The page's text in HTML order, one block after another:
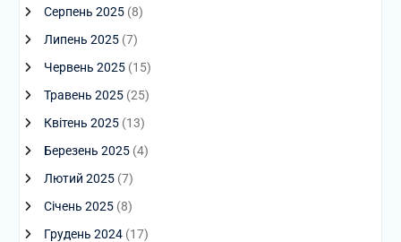
Серпень 2025(8)
Липень 2025(7)
Червень 2025(15)
Травень 2025(25)
Квітень 2025(13)
Березень 2025(4)
Лютий 2025(7)
Січень 2025(8)
Грудень 2024(17)